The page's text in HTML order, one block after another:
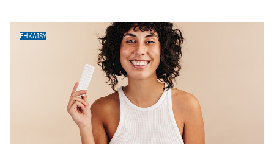
EHKÄISY